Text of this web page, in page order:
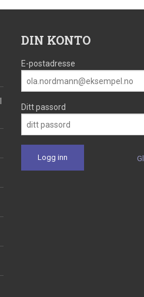
DIN KONTO
E-postadresse
Ditt passord